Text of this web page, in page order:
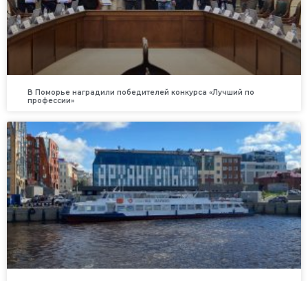
В Поморье наградили победителей конкурса «Лучший по
профессии»